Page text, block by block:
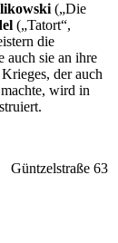
(„Die
(„Tatort“,
die
auch sie an ihre
der auch
wird in
Güntzelstraße 63